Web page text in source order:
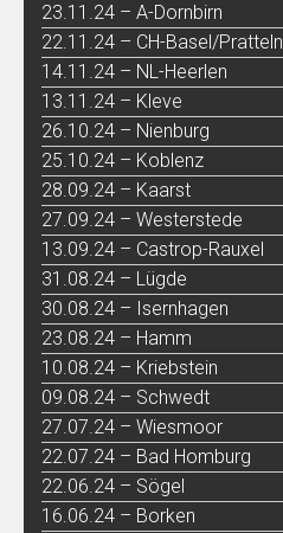
23.11.24 – A-Dornbirn
22.11.24 – CH-Basel/Pratteln
14.11.24 – NL-Heerlen
13.11.24 – Kleve
26.10.24 – Nienburg
25.10.24 – Koblenz
28.09.24 – Kaarst
27.09.24 – Westerstede
13.09.24 – Castrop-Rauxel
31.08.24 – Lügde
30.08.24 – Isernhagen
23.08.24 – Hamm
10.08.24 – Kriebstein
09.08.24 – Schwedt
27.07.24 – Wiesmoor
22.07.24 – Bad Homburg
22.06.24 – Sögel
16.06.24 – Borken